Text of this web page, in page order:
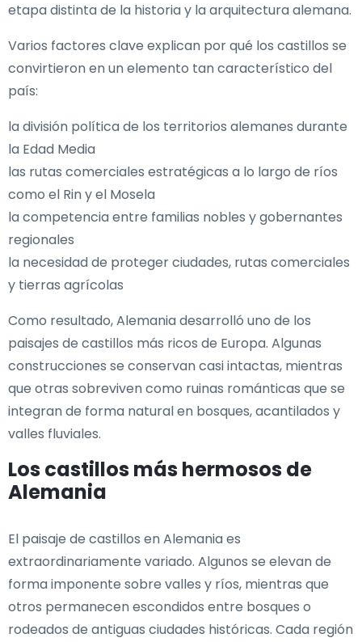
etapa distinta de la historia y la arquitectura alemana.
Varios factores clave explican por qué los castillos se
convirtieron en un elemento tan característico del
país:
la división política de los territorios alemanes durante
la Edad Media
las rutas comerciales estratégicas a lo largo de ríos
como el Rin y el Mosela
la competencia entre familias nobles y gobernantes
regionales
la necesidad de proteger ciudades, rutas comerciales
y tierras agrícolas
Como resultado, Alemania desarrolló uno de los
paisajes de castillos más ricos de Europa. Algunas
construcciones se conservan casi intactas, mientras
que otras sobreviven como ruinas románticas que se
integran de forma natural en bosques, acantilados y
valles fluviales.
Los castillos más hermosos de
Alemania
El paisaje de castillos en Alemania es
extraordinariamente variado. Algunos se elevan de
forma imponente sobre valles y ríos, mientras que
otros permanecen escondidos entre bosques o
rodeados de antiguas ciudades históricas. Cada región